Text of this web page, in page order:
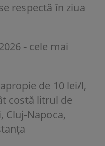
respectă în ziua
- cele mai
de 10 lei/l,
costă litrul de
Cluj-Napoca,